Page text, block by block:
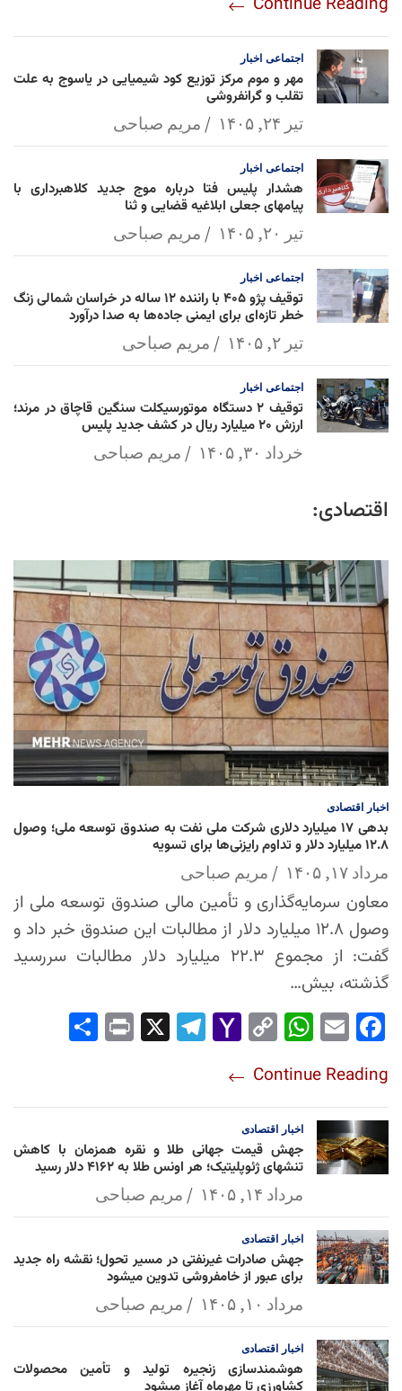
ok
Ap
p
Lin
k
l
اجتماعی اخبار
مهر و موم مرکز توزیع کود شیمیایی در یاسوج به علت
تقلب و گرانفروشی
تیر ۲۴, ۱۴۰۵ مریم صباحی
اجتماعی اخبار
هشدار پلیس فتا درباره موج جدید کلاهبرداری با
پیامهای جعلی ابلاغیه قضایی و ثنا
تیر ۲۰, ۱۴۰۵ مریم صباحی
اجتماعی اخبار
توقیف پژو ۴۰۵ با راننده ۱۲ ساله در خراسان شمالی زنگ
خطر تازه‌ای برای ایمنی جاده‌ها به صدا درآورد
تیر ۲, ۱۴۰۵ مریم صباحی
اجتماعی اخبار
توقیف ۲ دستگاه موتورسیکلت سنگین قاچاق در مرند؛
ارزش ۲۰ میلیارد ریال در کشف جدید پلیس
خرداد ۳۰, ۱۴۰۵ مریم صباحی
اقتصادی:
اخبار اقتصادی
بدهی ۱۷ میلیارد دلاری شرکت ملی نفت به صندوق توسعه ملی؛ وصول
۱۲.۸ میلیارد دلار و تداوم رایزنی‌ها برای تسویه
مرداد ۱۷, ۱۴۰۵ مریم صباحی
معاون سرمایه‌گذاری و تأمین مالی صندوق توسعه ملی از
وصول ۱۲.۸ میلیارد دلار از مطالبات این صندوق خبر داد و
گفت: از مجموع ۲۲.۳ میلیارد دلار مطالبات سررسید
گذشته، بیش…
Fac
ok
Em
Wh
Ap
p
Co
Lin
k
Yah
l
Tel
Pri
Continue Reading
اخبار اقتصادی
جهش قیمت جهانی طلا و نقره همزمان با کاهش
تنشهای ژئوپلیتیک؛ هر اونس طلا به ۴۱۶۲ دلار رسید
مرداد ۱۴, ۱۴۰۵ مریم صباحی
اخبار اقتصادی
جهش صادرات غیرنفتی در مسیر تحول؛ نقشه راه جدید
برای عبور از خامفروشی تدوین میشود
مرداد ۱۰, ۱۴۰۵ مریم صباحی
اخبار اقتصادی
هوشمندسازی زنجیره تولید و تأمین محصولات
کشاورزی تا مهرماه آغاز میشود